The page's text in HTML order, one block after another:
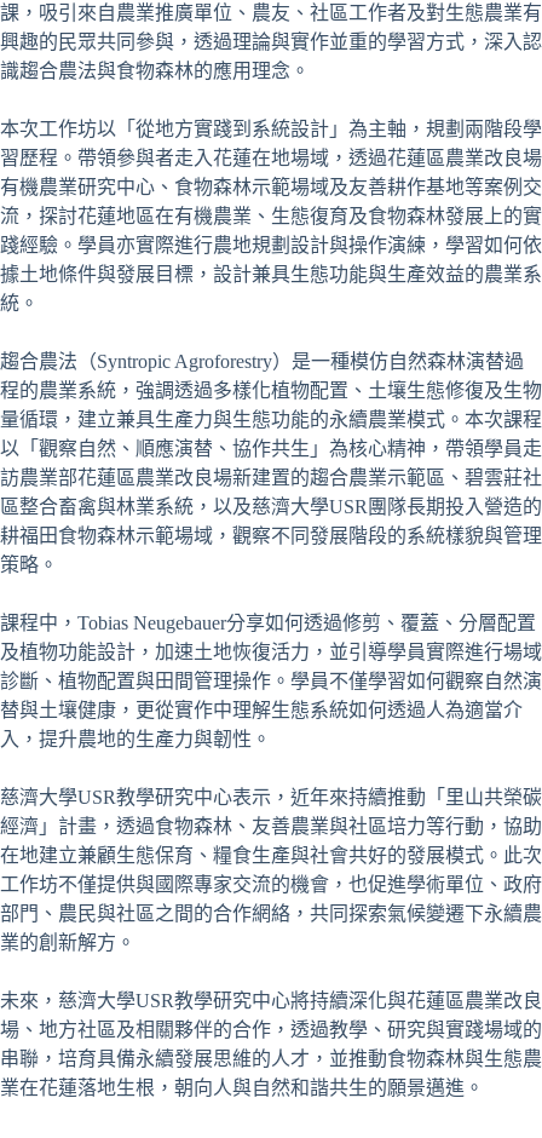
課，吸引來自農業推廣單位、農友、社區工作者及對生態農業有
興趣的民眾共同參與，透過理論與實作並重的學習方式，深入認
識趨合農法與食物森林的應用理念。
本次工作坊以「從地方實踐到系統設計」為主軸，規劃兩階段學
習歷程。帶領參與者走入花蓮在地場域，透過花蓮區農業改良場
有機農業研究中心、食物森林示範場域及友善耕作基地等案例交
流，探討花蓮地區在有機農業、生態復育及食物森林發展上的實
踐經驗。學員亦實際進行農地規劃設計與操作演練，學習如何依
據土地條件與發展目標，設計兼具生態功能與生產效益的農業系
統。
趨合農法（Syntropic Agroforestry）是一種模仿自然森林演替過
程的農業系統，強調透過多樣化植物配置、土壤生態修復及生物
量循環，建立兼具生產力與生態功能的永續農業模式。本次課程
以「觀察自然、順應演替、協作共生」為核心精神，帶領學員走
訪農業部花蓮區農業改良場新建置的趨合農業示範區、碧雲莊社
區整合畜禽與林業系統，以及慈濟大學USR團隊長期投入營造的
耕福田食物森林示範場域，觀察不同發展階段的系統樣貌與管理
策略。
課程中，Tobias Neugebauer分享如何透過修剪、覆蓋、分層配置
及植物功能設計，加速土地恢復活力，並引導學員實際進行場域
診斷、植物配置與田間管理操作。學員不僅學習如何觀察自然演
替與土壤健康，更從實作中理解生態系統如何透過人為適當介
入，提升農地的生產力與韌性。
慈濟大學USR教學研究中心表示，近年來持續推動「里山共榮碳
經濟」計畫，透過食物森林、友善農業與社區培力等行動，協助
在地建立兼顧生態保育、糧食生產與社會共好的發展模式。此次
工作坊不僅提供與國際專家交流的機會，也促進學術單位、政府
部門、農民與社區之間的合作網絡，共同探索氣候變遷下永續農
業的創新解方。
未來，慈濟大學USR教學研究中心將持續深化與花蓮區農業改良
場、地方社區及相關夥伴的合作，透過教學、研究與實踐場域的
串聯，培育具備永續發展思維的人才，並推動食物森林與生態農
業在花蓮落地生根，朝向人與自然和諧共生的願景邁進。